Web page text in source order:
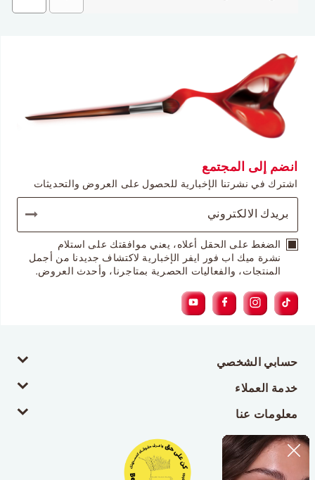
انضم إلى المجتمع
اشترك في نشرتنا الإخبارية للحصول على العروض والتحديثات
الضغط على الحقل أعلاه، يعني موافقتك على استلام
نشرة ميك اب فور ايفر الإخبارية لاكتشاف جديدنا من أجمل
المنتجات، والفعاليات الحصرية بمتاجرنا، وأحدث العروض.
حسابي الشخصي
خدمة العملاء
معلومات عنا